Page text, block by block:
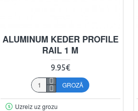
ALUMINUM KEDER PROFILE
RAIL 1 M
9.95€
GROZĀ
Uzreiz uz grozu